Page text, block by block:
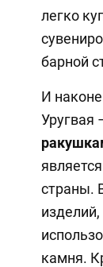
легко
барной
И
Уругвая
страны.
камня.